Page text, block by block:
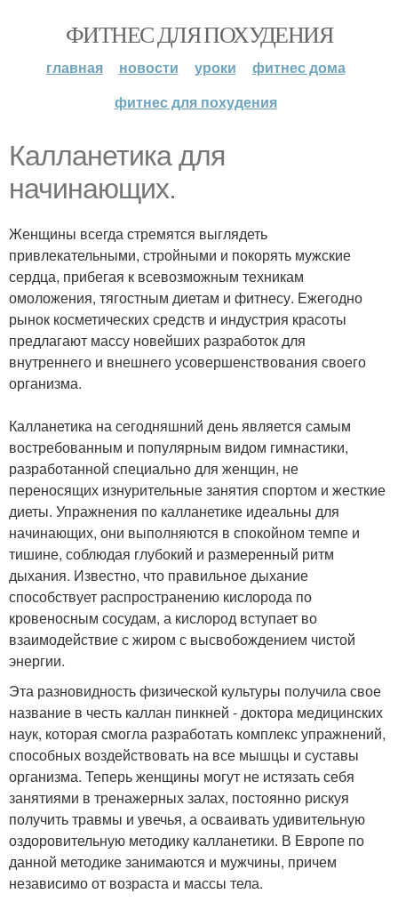
ФИТНЕС ДЛЯ ПОХУДЕНИЯ
главная новости уроки
фитнес дома
фитнес для похудения
Калланетика для
начинающих.
Женщины всегда стремятся выглядеть
привлекательными, стройными и покорять мужские
сердца, прибегая к всевозможным техникам
омоложения, тягостным диетам и фитнесу. Ежегодно
рынок косметических средств и индустрия красоты
предлагают массу новейших разработок для
внутреннего и внешнего усовершенствования своего
организма.
Калланетика на сегодняшний день является самым
востребованным и популярным видом гимнастики,
разработанной специально для женщин, не
переносящих изнурительные занятия спортом и жесткие
диеты. Упражнения по калланетике идеальны для
начинающих, они выполняются в спокойном темпе и
тишине, соблюдая глубокий и размеренный ритм
дыхания. Известно, что правильное дыхание
способствует распространению кислорода по
кровеносным сосудам, а кислород вступает во
взаимодействие с жиром с высвобождением чистой
энергии.
Эта разновидность физической культуры получила свое
название в честь каллан пинкней - доктора медицинских
наук, которая смогла разработать комплекс упражнений,
способных воздействовать на все мышцы и суставы
организма. Теперь женщины могут не истязать себя
занятиями в тренажерных залах, постоянно рискуя
получить травмы и увечья, а осваивать удивительную
оздоровительную методику калланетики. В Европе по
данной методике занимаются и мужчины, причем
независимо от возраста и массы тела.